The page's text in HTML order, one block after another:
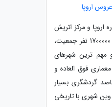
اروپا
اروپا و مرکز اتریش
است. وین با بیش از 1700000 نفر جمعیت،
مهم ترین شهرهای
فوق العاده و
گردشگری بسیار
شهری با تاریخی